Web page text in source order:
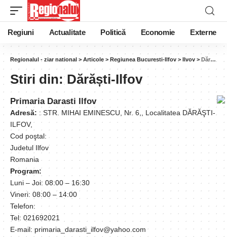
Regiuni Actualitate Politică Economie Externe
Regionalul - ziar national > Articole > Regiunea Bucuresti-Ilfov > Ilvov > Dărăști-Ilfov
Stiri din:Dărăști-Ilfov
Primaria Darasti Ilfov
Adresă: : STR. MIHAI EMINESCU, Nr. 6,, Localitatea DĂRĂŞTI-
ILFOV,
Cod poştal:
Judetul Ilfov
Romania
Program:
Luni – Joi: 08:00 – 16:30
Vineri: 08:00 – 14:00
Telefon:
Tel: 021692021
E-mail: primaria_darasti_ilfov@yahoo.com